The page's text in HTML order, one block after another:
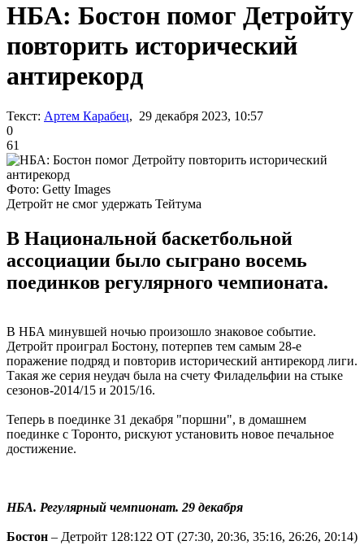
НБА: Бостон помог Детройту
повторить исторический
антирекорд
Текст: Артем Карабец, 29 декабря 2023, 10:57
0
61
Фото: Getty Images
Детройт не смог удержать Тейтума
В Национальной баскетбольной
ассоциации было сыграно восемь
поединков регулярного чемпионата.
В НБА минувшей ночью произошло знаковое событие.
Детройт проиграл Бостону, потерпев тем самым 28-е
поражение подряд и повторив исторический антирекорд лиги.
Такая же серия неудач была на счету Филадельфии на стыке
сезонов-2014/15 и 2015/16.
Теперь в поединке 31 декабря "поршни", в домашнем
поединке с Торонто, рискуют установить новое печальное
достижение.
НБА. Регулярный чемпионат. 29 декабря
Бостон – Детройт 128:122 OT (27:30, 20:36, 35:16, 26:26, 20:14)